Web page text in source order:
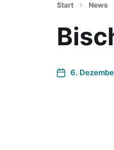
Start News
6.